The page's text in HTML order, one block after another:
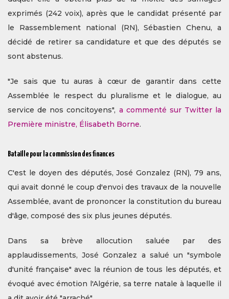
exprimés (242 voix), après que le candidat présenté par
le Rassemblement national (RN), Sébastien Chenu, a
décidé de retirer sa candidature et que des députés se
sont abstenus.
"Je sais que tu auras à cœur de garantir dans cette
Assemblée le respect du pluralisme et le dialogue, au
service de nos concitoyens", a commenté sur Twitter la
Première ministre, Élisabeth Borne.
Bataille pour la commission des finances
C'est le doyen des députés, José Gonzalez (RN), 79 ans,
qui avait donné le coup d'envoi des travaux de la nouvelle
Assemblée, avant de prononcer la constitution du bureau
d'âge, composé des six plus jeunes députés.
Dans sa brève allocution saluée par des
applaudissements, José Gonzalez a salué un "symbole
d'unité française" avec la réunion de tous les députés, et
évoqué avec émotion l'Algérie, sa terre natale à laquelle il